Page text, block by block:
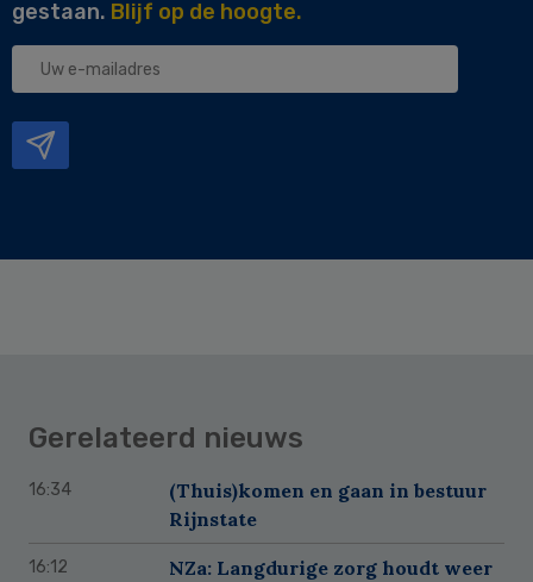
gestaan. Blijf op de hoogte.
Uw
Gerelateerd nieuws
16:34
(Thuis)komen en gaan in bestuur
Rijnstate
16:12
NZa: Langdurige zorg houdt weer